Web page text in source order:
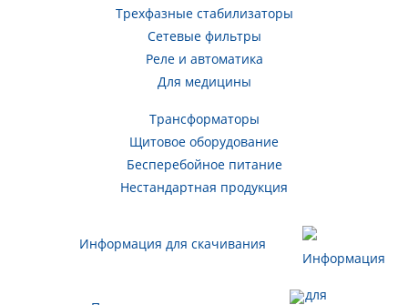
Трехфазные стабилизаторы
Сетевые фильтры
Реле и автоматика
Для медицины
Трансформаторы
Щитовое оборудование
Бесперебойное питание
Нестандартная продукция
Информация для скачивания